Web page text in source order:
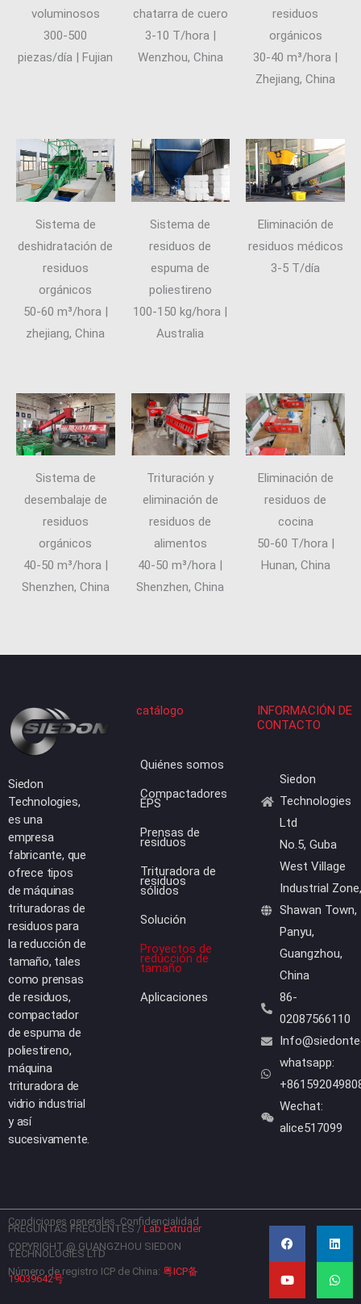
voluminosos
300-500
piezas/día | Fujian
chatarra de cuero
3-10 T/hora |
Wenzhou, China
residuos
orgánicos
30-40 m³/hora |
Zhejiang, China
Sistema de
deshidratación de
residuos
orgánicos
50-60 m³/hora |
zhejiang, China
Sistema de
residuos de
espuma de
poliestireno
100-150 kg/hora |
Australia
Eliminación de
residuos médicos
3-5 T/día
Sistema de
desembalaje de
residuos
orgánicos
40-50 m³/hora |
Shenzhen, China
Trituración y
eliminación de
residuos de
alimentos
40-50 m³/hora |
Shenzhen, China
Eliminación de
residuos de
cocina
50-60 T/hora |
Hunan, China
INFORMACIÓN DE
CONTACTO
Siedon
Technologies
Ltd
No.5, Guba
West Village
Industrial Zone,
Shawan Town,
Panyu,
Guangzhou,
China
86-
02087566110
whatsapp:
Wechat:
alice517099
catálogo
Quiénes somos
Compactadores
EPS
Prensas de
residuos
Trituradora de
residuos
sólidos
Solución
Proyectos de
reducción de
tamaño
Aplicaciones
Siedon
Technologies,
es una
empresa
fabricante, que
ofrece tipos
de máquinas
trituradoras de
residuos para
la reducción de
tamaño, tales
como prensas
de residuos,
compactador
de espuma de
poliestireno,
máquina
trituradora de
vidrio industrial
y así
sucesivamente.
Condiciones generales Confidencialidad
PREGUNTAS FRECUENTES /Lab Extruder
COPYRIGHT @ GUANGZHOU SIEDON
TECHNOLOGIES LTD
Número de registro ICP de China: 粤ICP备
19039642号
F
a
c
e
o
o
L
n
k
d
i
Y
o
u
t
b
e
W
a
t
a
p